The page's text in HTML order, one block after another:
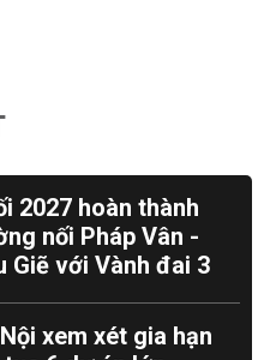
2027 hoàn thành
nối Pháp Vân -
Giẽ với Vành đai 3
xem xét gia hạn